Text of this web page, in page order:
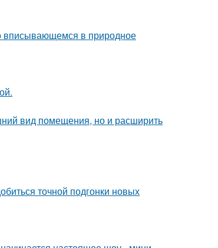
вписывающемся в природное
вид помещения, но и расширить
точной подгонки новых